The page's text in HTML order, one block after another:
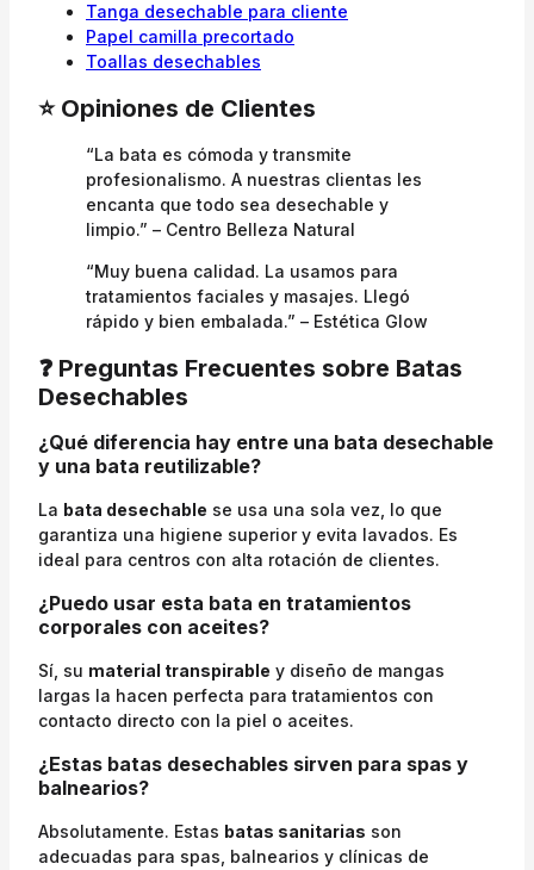
Tanga desechable para cliente
Papel camilla precortado
Toallas desechables
⭐ Opiniones de Clientes
“La bata es cómoda y transmite
profesionalismo. A nuestras clientas les
encanta que todo sea desechable y
limpio.” – Centro Belleza Natural
“Muy buena calidad. La usamos para
tratamientos faciales y masajes. Llegó
rápido y bien embalada.” – Estética Glow
❓ Preguntas Frecuentes sobre Batas
Desechables
¿Qué diferencia hay entre una bata desechable
y una bata reutilizable?
La bata desechable se usa una sola vez, lo que
garantiza una higiene superior y evita lavados. Es
ideal para centros con alta rotación de clientes.
¿Puedo usar esta bata en tratamientos
corporales con aceites?
Sí, su material transpirable y diseño de mangas
largas la hacen perfecta para tratamientos con
contacto directo con la piel o aceites.
¿Estas batas desechables sirven para spas y
balnearios?
Absolutamente. Estas batas sanitarias son
adecuadas para spas, balnearios y clínicas de